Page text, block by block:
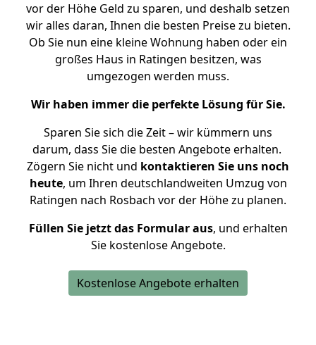
vor der Höhe Geld zu sparen, und deshalb setzen
wir alles daran, Ihnen die besten Preise zu bieten.
Ob Sie nun eine kleine Wohnung haben oder ein
großes Haus in Ratingen besitzen, was
umgezogen werden muss.
Wir haben immer die perfekte Lösung für Sie.
Sparen Sie sich die Zeit – wir kümmern uns
darum, dass Sie die besten Angebote erhalten.
Zögern Sie nicht und kontaktieren Sie uns noch
heute, um Ihren deutschlandweiten Umzug von
Ratingen nach Rosbach vor der Höhe zu planen.
Füllen Sie jetzt das Formular aus, und erhalten
Sie kostenlose Angebote.
Kostenlose Angebote erhalten